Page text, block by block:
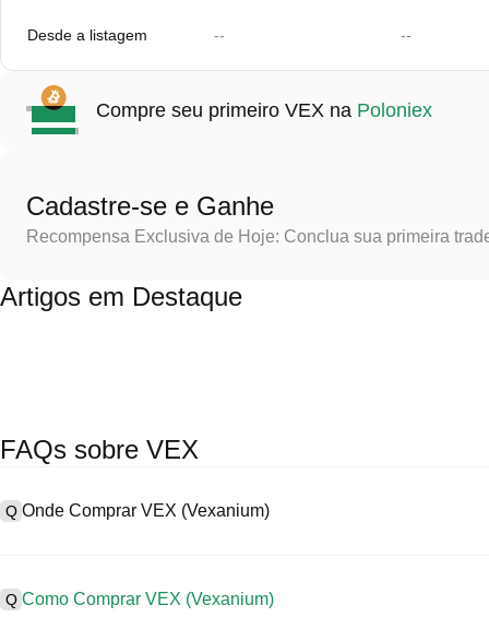
Desde a listagem -- --
Compre seu primeiro VEX na Poloniex
Cadastre-se e Ganhe
Recompensa Exclusiva de Hoje: Conclua sua primeira
Artigos em Destaque
FAQs sobre VEX
Q Onde Comprar VEX (Vexanium)
interfaces fáceis de usar, elevada liquidez e uma variedade de
Poloniex suporta trading em diversas criptos, incluindo VEX, e
Q Como Comprar VEX (Vexanium)